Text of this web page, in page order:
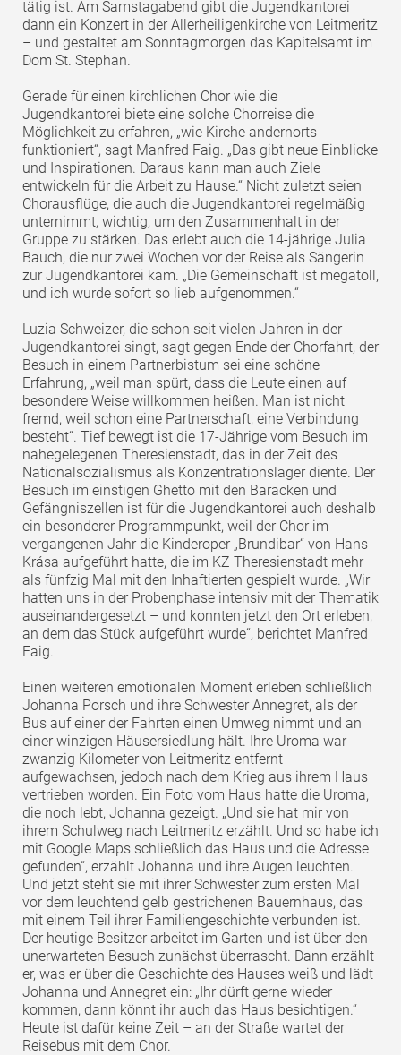
tätig ist. Am Samstagabend gibt die Jugendkantorei
dann ein Konzert in der Allerheiligenkirche von Leitmeritz
– und gestaltet am Sonntagmorgen das Kapitelsamt im
Dom St. Stephan.
Gerade für einen kirchlichen Chor wie die
Jugendkantorei biete eine solche Chorreise die
Möglichkeit zu erfahren, „wie Kirche andernorts
funktioniert“, sagt Manfred Faig. „Das gibt neue Einblicke
und Inspirationen. Daraus kann man auch Ziele
entwickeln für die Arbeit zu Hause.“ Nicht zuletzt seien
Chorausflüge, die auch die Jugendkantorei regelmäßig
unternimmt, wichtig, um den Zusammenhalt in der
Gruppe zu stärken. Das erlebt auch die 14-jährige Julia
Bauch, die nur zwei Wochen vor der Reise als Sängerin
zur Jugendkantorei kam. „Die Gemeinschaft ist megatoll,
und ich wurde sofort so lieb aufgenommen.“
Luzia Schweizer, die schon seit vielen Jahren in der
Jugendkantorei singt, sagt gegen Ende der Chorfahrt, der
Besuch in einem Partnerbistum sei eine schöne
Erfahrung, „weil man spürt, dass die Leute einen auf
besondere Weise willkommen heißen. Man ist nicht
fremd, weil schon eine Partnerschaft, eine Verbindung
besteht“. Tief bewegt ist die 17-Jährige vom Besuch im
nahegelegenen Theresienstadt, das in der Zeit des
Nationalsozialismus als Konzentrationslager diente. Der
Besuch im einstigen Ghetto mit den Baracken und
Gefängniszellen ist für die Jugendkantorei auch deshalb
ein besonderer Programmpunkt, weil der Chor im
vergangenen Jahr die Kinderoper „Brundibar“ von Hans
Krása aufgeführt hatte, die im KZ Theresienstadt mehr
als fünfzig Mal mit den Inhaftierten gespielt wurde. „Wir
hatten uns in der Probenphase intensiv mit der Thematik
auseinandergesetzt – und konnten jetzt den Ort erleben,
an dem das Stück aufgeführt wurde“, berichtet Manfred
Faig.
Einen weiteren emotionalen Moment erleben schließlich
Johanna Porsch und ihre Schwester Annegret, als der
Bus auf einer der Fahrten einen Umweg nimmt und an
einer winzigen Häusersiedlung hält. Ihre Uroma war
zwanzig Kilometer von Leitmeritz entfernt
aufgewachsen, jedoch nach dem Krieg aus ihrem Haus
vertrieben worden. Ein Foto vom Haus hatte die Uroma,
die noch lebt, Johanna gezeigt. „Und sie hat mir von
ihrem Schulweg nach Leitmeritz erzählt. Und so habe ich
mit Google Maps schließlich das Haus und die Adresse
gefunden“, erzählt Johanna und ihre Augen leuchten.
Und jetzt steht sie mit ihrer Schwester zum ersten Mal
vor dem leuchtend gelb gestrichenen Bauernhaus, das
mit einem Teil ihrer Familiengeschichte verbunden ist.
Der heutige Besitzer arbeitet im Garten und ist über den
unerwarteten Besuch zunächst überrascht. Dann erzählt
er, was er über die Geschichte des Hauses weiß und lädt
Johanna und Annegret ein: „Ihr dürft gerne wieder
kommen, dann könnt ihr auch das Haus besichtigen.“
Heute ist dafür keine Zeit – an der Straße wartet der
Reisebus mit dem Chor.